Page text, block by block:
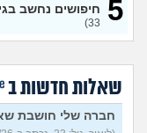
לפני הזמן?
הבילויים, זה מוריד
(לחם ושעשועים, בן 36)
כשרבתי עם בת הזוג
דחפתי אותה מתוך
להתמודד?
(אלכס,
5
חיפושים נחשב
33)
שאלות חדשות ב
חברה שלי חושבת